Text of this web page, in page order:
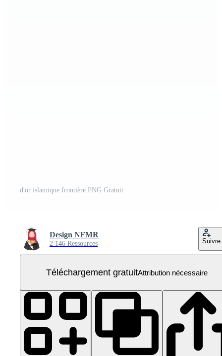
d'or islamique frontière PNG Gratuit
Design NFMR
2 146 Ressources Suivre
Téléchargement gratuitAttribution nécessaire